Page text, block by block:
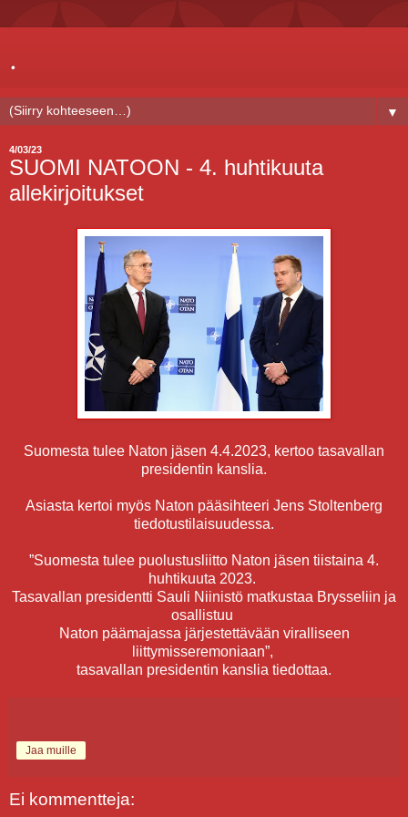
.
▼
4/03/23
SUOMI NATOON - 4. huhtikuuta
allekirjoitukset
Suomesta tulee Naton jäsen 4.4.2023, kertoo tasavallan
presidentin kanslia.
Asiasta kertoi myös Naton pääsihteeri Jens Stoltenberg
tiedotustilaisuudessa.
”Suomesta tulee puolustusliitto Naton jäsen tiistaina 4.
huhtikuuta 2023.
Tasavallan presidentti Sauli Niinistö matkustaa Brysseliin ja
osallistuu
Naton päämajassa järjestettävään viralliseen
liittymisseremoniaan”,
tasavallan presidentin kanslia tiedottaa.
Jaa muille
Ei kommentteja: